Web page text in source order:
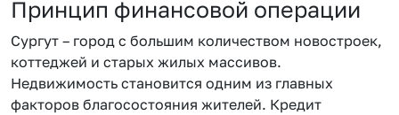
Принцип финансовой операции
Сургут – город с большим количеством новостроек,
коттеджей и старых жилых массивов.
Недвижимость становится одним из главных
факторов благосостояния жителей. Кредит